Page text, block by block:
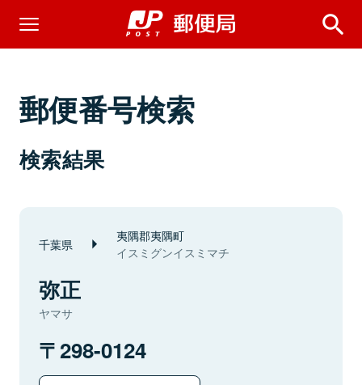
郵便番号検索
検索結果
千葉県 夷隅郡夷隅町
イスミグンイスミマチ
弥正
ヤマサ
298-0124